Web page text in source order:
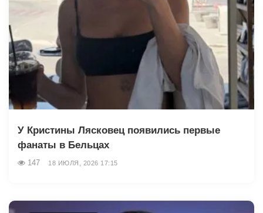
У Кристины Лясковец появились первые
фанаты в Бельцах
147 18 ИЮЛЯ, 2026 17:15